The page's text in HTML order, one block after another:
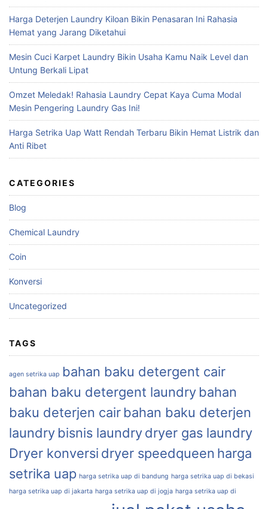
Harga Deterjen Laundry Kiloan Bikin Penasaran Ini Rahasia
Hemat yang Jarang Diketahui
Mesin Cuci Karpet Laundry Bikin Usaha Kamu Naik Level dan
Untung Berkali Lipat
Omzet Meledak! Rahasia Laundry Cepat Kaya Cuma Modal
Mesin Pengering Laundry Gas Ini!
Harga Setrika Uap Watt Rendah Terbaru Bikin Hemat Listrik dan
Anti Ribet
CATEGORIES
Blog
Chemical Laundry
Coin
Konversi
Uncategorized
TAGS
agen setrika uap bahan baku detergent cair
bahan baku detergent laundry bahan
baku deterjen cair bahan baku deterjen
laundry bisnis laundrydryer gas laundry
Dryer konversi dryer speedqueen harga
setrika uap harga setrika uap di bandung harga setrika uap di bekasi
harga setrika uap di jakarta harga setrika uap di jogja harga setrika uap di